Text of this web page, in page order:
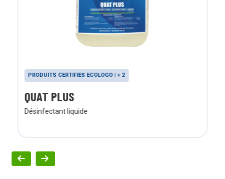
PRODUITS CERTIFIÉS ECOLOGO | + 2
QUAT PLUS
Désinfectant liquide